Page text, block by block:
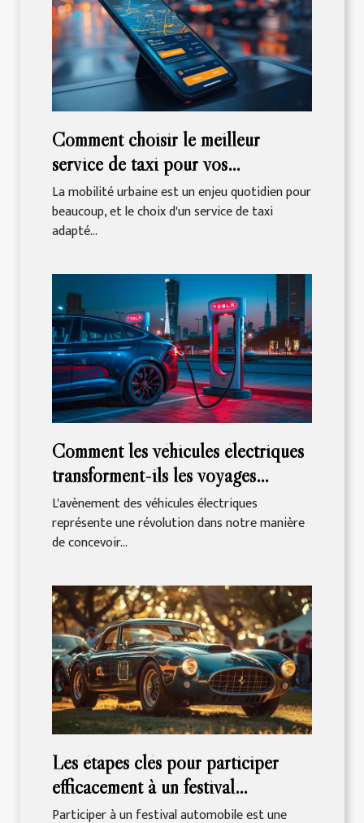
Comment choisir le meilleur
service de taxi pour vos
déplacements quotidiens
La mobilité urbaine est un enjeu quotidien pour
beaucoup, et le choix d'un service de taxi
adapté...
Comment les véhicules électriques
transforment-ils les voyages
quotidiens ?
L'avènement des véhicules électriques
représente une révolution dans notre manière
de concevoir...
Les étapes clés pour participer
efficacement à un festival
automobile
Participer à un festival automobile est une